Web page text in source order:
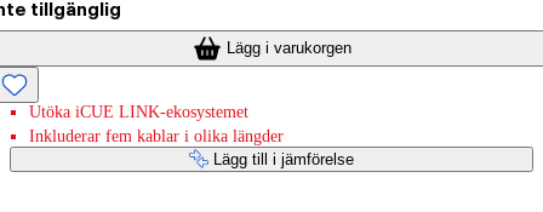
tillgänglig
Lägg i varukorgen
Utöka iCUE LINK-ekosystemet
Inkluderar fem kablar i olika längder
Lägg till i jämförelse